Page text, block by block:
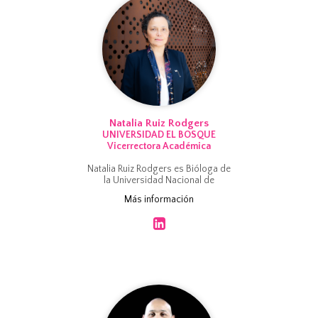
Natalia Ruiz Rodgers
UNIVERSIDAD EL BOSQUE
Vicerrectora Académica
Natalia Ruiz Rodgers es Bióloga de
la Universidad Nacional de
Colombia, M.Sc. del Instituto de
Ciencias Naturales, de la misma
universidad y Ph.D. del Mitrani
Center of Desert Ecology, Ben
Más información